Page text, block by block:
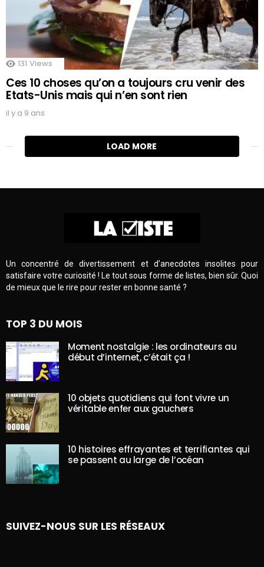
131 Views
Ces 10 choses qu’on a toujours cru venir des
Etats-Unis mais qui n’en sont rien
il y a 9 ans
LOAD MORE
Un concentré de divertissement et d’anecdotes insolites pour
satisfaire votre curiosité ! Le tout sous forme de listes, bien sûr. Quoi
de mieux que le rire pour rester en bonne santé ?
TOP 3 DU MOIS
Moment nostalgie : les ordinateurs au
début d’internet, c’était ça !
10 objets quotidiens qui font vivre un
véritable enfer aux gauchers
10 histoires effrayantes et terrifiantes qui
se passent au large de l’océan
SUIVEZ-NOUS SUR LES RÉSEAUX